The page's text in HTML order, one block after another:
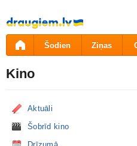
Pāriet
uz
saturu
Šodien Ziņas
Kino
Aktuāli
Šobrīd kino